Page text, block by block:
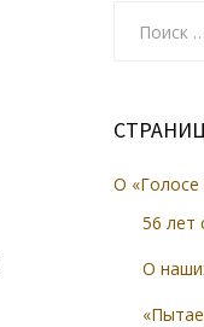
О «Голосе
56 лет
О